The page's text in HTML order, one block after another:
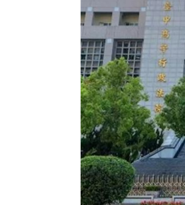
LIVE三立+24小時直播
三立iNEWS新聞台線
「拍片人的多重宇宙
8國球員齊聚高雄
理想混蛋號召粉絲跨